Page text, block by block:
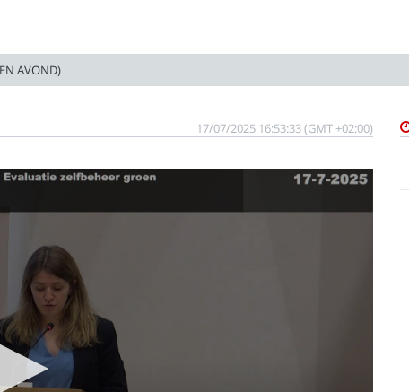
AVOND)
17/07/2025 16:53:33 (GMT +02:00)